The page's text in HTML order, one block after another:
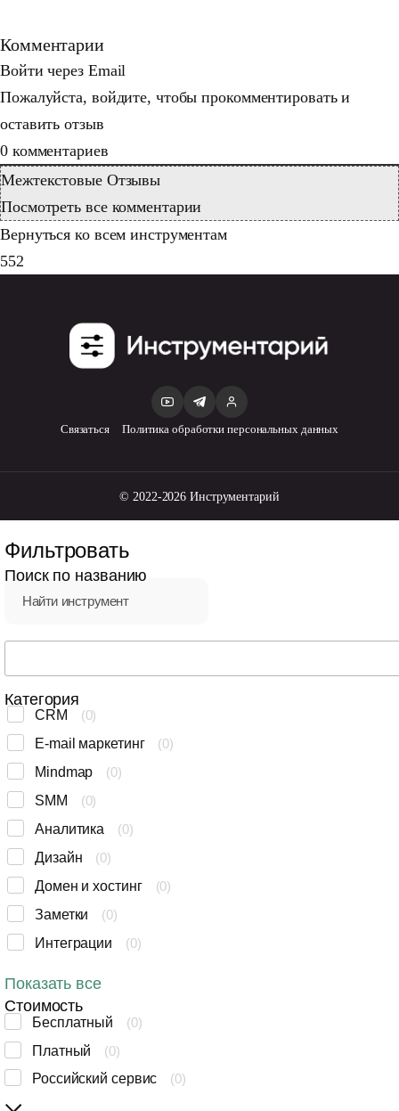
Комментарии
Войти через Email
Пожалуйста, войдите, чтобы прокомментировать и
оставить отзыв
0комментариев
Межтекстовые Отзывы
Посмотреть все комментарии
Вернуться ко всем инструментам
552
Связаться Политика обработки персональных данных
© 2022-2026 Инструментарий
Фильтровать
Поиск по названию
Категория
CRM (0)
E-mail маркетинг
(0)
Mindmap
(0)
SMM
(0)
Аналитика
(0)
Дизайн
(0)
Домен и хостинг
(0)
Заметки
(0)
Интеграции
(0)
Конструктор сайтов
Конструктор форм
Маркетинг
(
Менеджер паролей
(0
Показать все
Стоимость
Бесплатный (0)
Платный
(0)
Российский сервис
(0)